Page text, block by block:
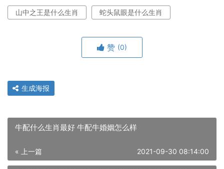
山中之王是什么生肖 蛇头鼠眼是什么生肖
赞 (0)
生成海报
牛配什么生肖最好 牛配牛婚姻怎么样
« 上一篇 2021-09-30 08:14:00